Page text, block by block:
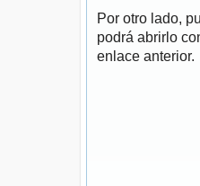
Por otro lado,
podrá abrirlo
enlace anterior.